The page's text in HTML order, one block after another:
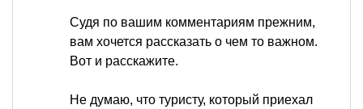
Судя по вашим комментариям прежним,
вам хочется рассказать о чем то важном.
Вот и расскажите.
Не думаю, что туристу, который приехал